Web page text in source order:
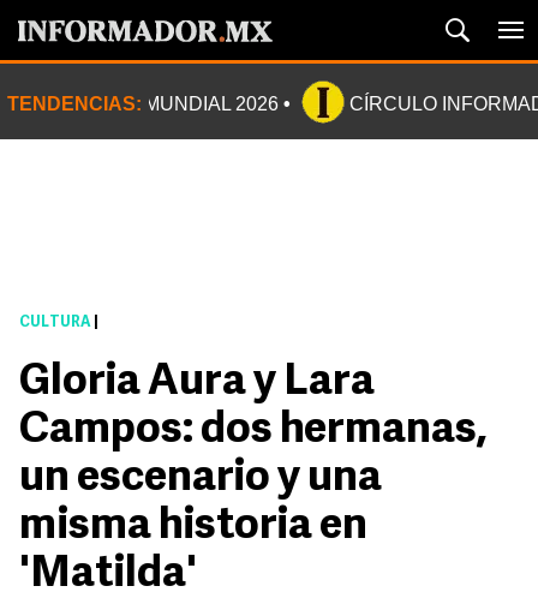
TENDENCIAS: MUNDIAL 2026 CÍRCULO
CULTURA
Gloria Aura y Lara
Campos: dos hermanas,
un escenario y una
misma historia en
'Matilda'